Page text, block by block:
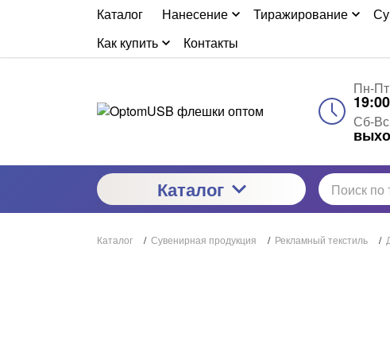
Каталог Нанесение Тиражирование
Как купить
Контакты
Пн-
19:00
Сб-
Каталог
Каталог / Сувенирная продукция / Рекламный текстиль /